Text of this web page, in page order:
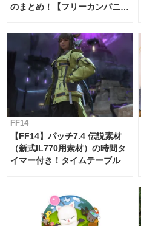
のまとめ！【フリーカンパニ
FF14
【FF14】パッチ7.4 伝説素材
（新式IL770用素材）の時間タ
イマー付き！タイムテーブル